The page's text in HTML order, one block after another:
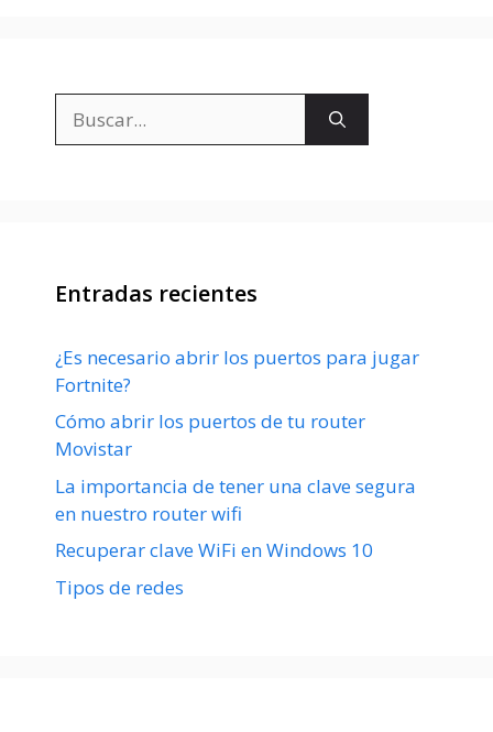
Entradas recientes
¿Es necesario abrir los puertos para jugar
Fortnite?
Cómo abrir los puertos de tu router
Movistar
La importancia de tener una clave segura
en nuestro router wifi
Recuperar clave WiFi en Windows 10
Tipos de redes